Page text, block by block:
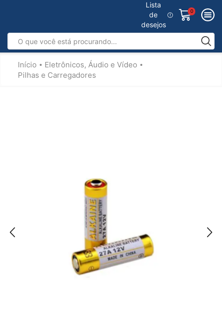
Lista
de
desejos
0
Início • Eletrônicos, Áudio e Vídeo •
Pilhas e Carregadores